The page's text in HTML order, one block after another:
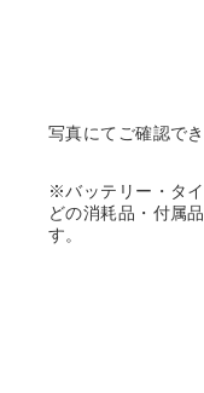
写真にてご確認で
※バッテリー・タ
どの消耗品・付属
す。